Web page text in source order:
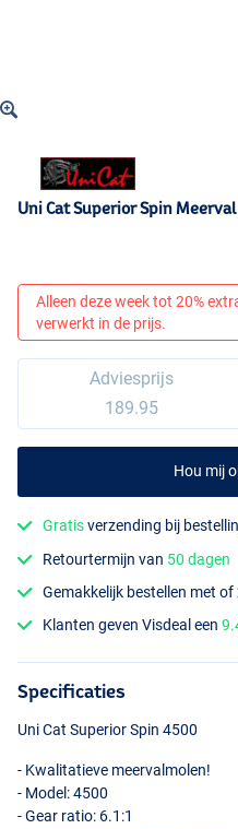
Uni Cat Superior Spin
Alleen deze week tot 20%
verwerkt in de prijs.
Adviesprijs
189.95
Hou mij
Gratisverzending bij
Retourtermijn van 50 dagen
Gemakkelijk bestellen met
Klanten geven Visdeal een
Specificaties
Uni Cat Superior Spin 4500
- Kwalitatieve meervalmolen!
- Model: 4500
- Gear ratio: 6.1:1